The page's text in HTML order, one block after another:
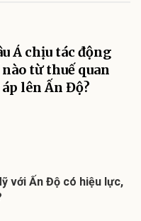
Á chịu tác động
từ thuế quan
lên Ấn Độ?
với Ấn Độ có hiệu lực,